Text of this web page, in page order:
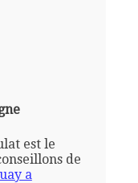
est le
de
a